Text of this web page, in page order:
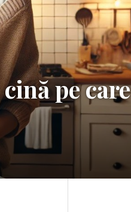
pe care